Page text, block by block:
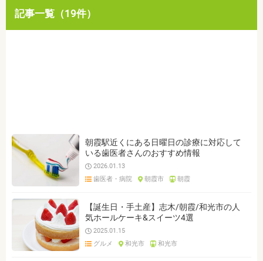
おでかけ
カテゴリを選ぶ
すべて グルメ 美容・健康 歯医者・病院 おでかけ
記事一覧（19件）
朝霞駅近くにある日曜日の診療に対応して
いる歯医者さんのおすすめ情報
2026.01.13
歯医者・病院
朝霞市 朝霞
【誕生日・手土産】志木/朝霞/和光市の人
気ホールケーキ&スイーツ4選
2025.01.15
グルメ
和光市 和光市